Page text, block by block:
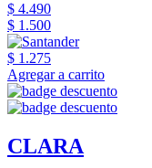
$ 4.490
$ 1.500
$ 1.275
Agregar a carrito
CLARA